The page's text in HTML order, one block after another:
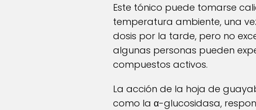
Este tónico puede tomarse
temperatura ambiente, una
dosis por la tarde, pero no
algunas personas pueden
compuestos activos.
La acción de la hoja de
como la α-glucosidasa,